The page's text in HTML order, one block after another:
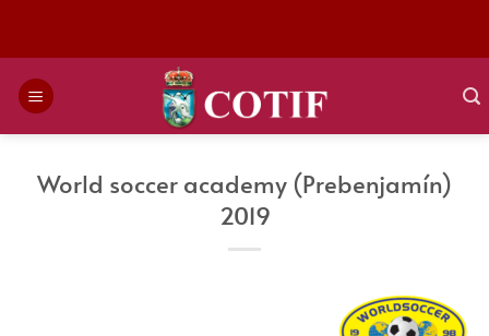
World soccer academy (Prebenjamín)
2019